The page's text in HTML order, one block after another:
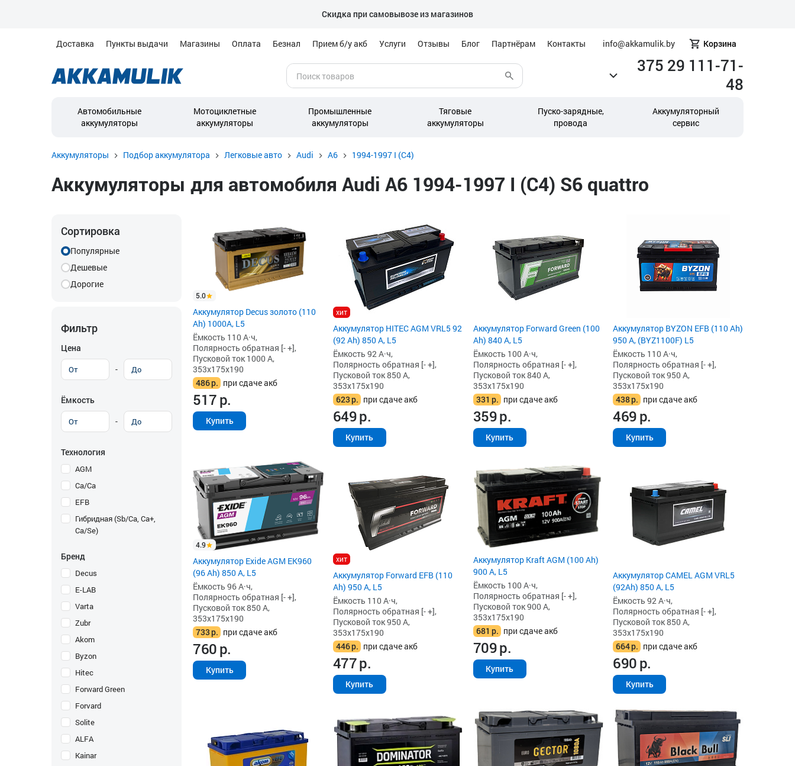
Скидка при самовывозе из магазинов
Доставка Пункты выдачи Магазины Оплата Безнал Прием б/у акб Услуги Отзывы Блог Партнёрам Контакты info@akkamulik.by Корзина
375 29 111-71-
48
Автомобильные
аккумуляторы
Мотоциклетные
аккумуляторы
Промышленные
аккумуляторы
Тяговые
аккумуляторы
Пуско-зарядные,
провода
Аккумуляторный
сервис
Аккумуляторы Подбор аккумулятора Легковые авто Audi A6 1994-1997 I (C4)
Аккумуляторы для автомобиля Audi A6 1994-1997 I (C4) S6 quattro
Сортировка
Популярные
Дешевые
Дорогие
Фильтр
Цена
-
Ёмкость
-
Технология
AGM
Ca/Ca
EFB
Гибридная (Sb/Ca, Ca+,
Ca/Se)
Бренд
Decus
E-LAB
Varta
Zubr
Akom
Byzon
Hitec
Forward Green
Forvard
Solite
ALFA
Kainar
5.0
Аккумулятор Decus золото (110
Ah) 1000A, L5
Ёмкость 110 А·ч,
Полярность обратная [- +],
Пусковой ток 1000 А,
353x175x190
486р. при сдаче акб
517р.
Купить
хит
Аккумулятор HITEC AGM VRL5 92
(92 Ah) 850 А, L5
Ёмкость 92 А·ч,
Полярность обратная [- +],
Пусковой ток 850 А,
353x175x190
623р. при сдаче акб
649р.
Купить
Аккумулятор Forward Green (100
Ah) 840 А, L5
Ёмкость 100 А·ч,
Полярность обратная [- +],
Пусковой ток 840 А,
353x175x190
331 р. при сдаче акб
359р.
Купить
Аккумулятор BYZON EFB (110 Ah)
950 А, (BYZ1100F) L5
Ёмкость 110 А·ч,
Полярность обратная [- +],
Пусковой ток 950 А,
353x175x190
438р. при сдаче акб
469р.
Купить
4.9
Аккумулятор Exide AGM EK960
(96 Ah) 850 А, L5
Ёмкость 96 А·ч,
Полярность обратная [- +],
Пусковой ток 850 А,
353x175x190
733р. при сдаче акб
760р.
Купить
хит
Аккумулятор Forward EFB (110
Ah) 950 А, L5
Ёмкость 110 А·ч,
Полярность обратная [- +],
Пусковой ток 950 А,
353x175x190
446р. при сдаче акб
477р.
Купить
Аккумулятор Kraft AGM (100 Ah)
900 А, L5
Ёмкость 100 А·ч,
Полярность обратная [- +],
Пусковой ток 900 А,
353x175x190
681 р. при сдаче акб
709р.
Купить
Аккумулятор CAMEL AGM VRL5
(92Ah) 850 А, L5
Ёмкость 92 А·ч,
Полярность обратная [- +],
Пусковой ток 850 А,
353x175x190
664р. при сдаче акб
690р.
Купить